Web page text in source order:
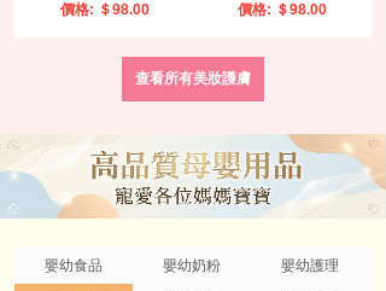
查看所有美妝護膚
價格: ＄25.70
嬰幼食品 嬰幼奶粉 嬰幼護理